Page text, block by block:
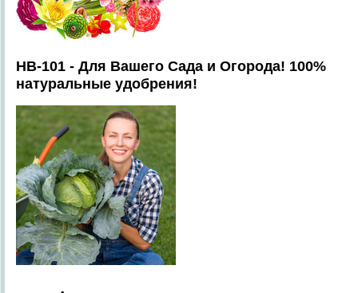
HB-101 - Для Вашего Сада и Огорода! 100%
натуральные удобрения!